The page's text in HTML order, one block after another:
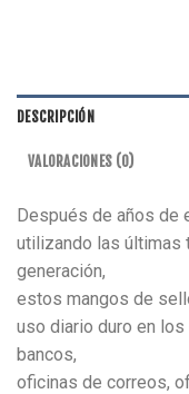
DESCRIPCIÓN
VALORACIONES (0)
Después de años de
utilizando las últimas
generación,
estos mangos de
uso diario duro en
bancos,
oficinas de correos,